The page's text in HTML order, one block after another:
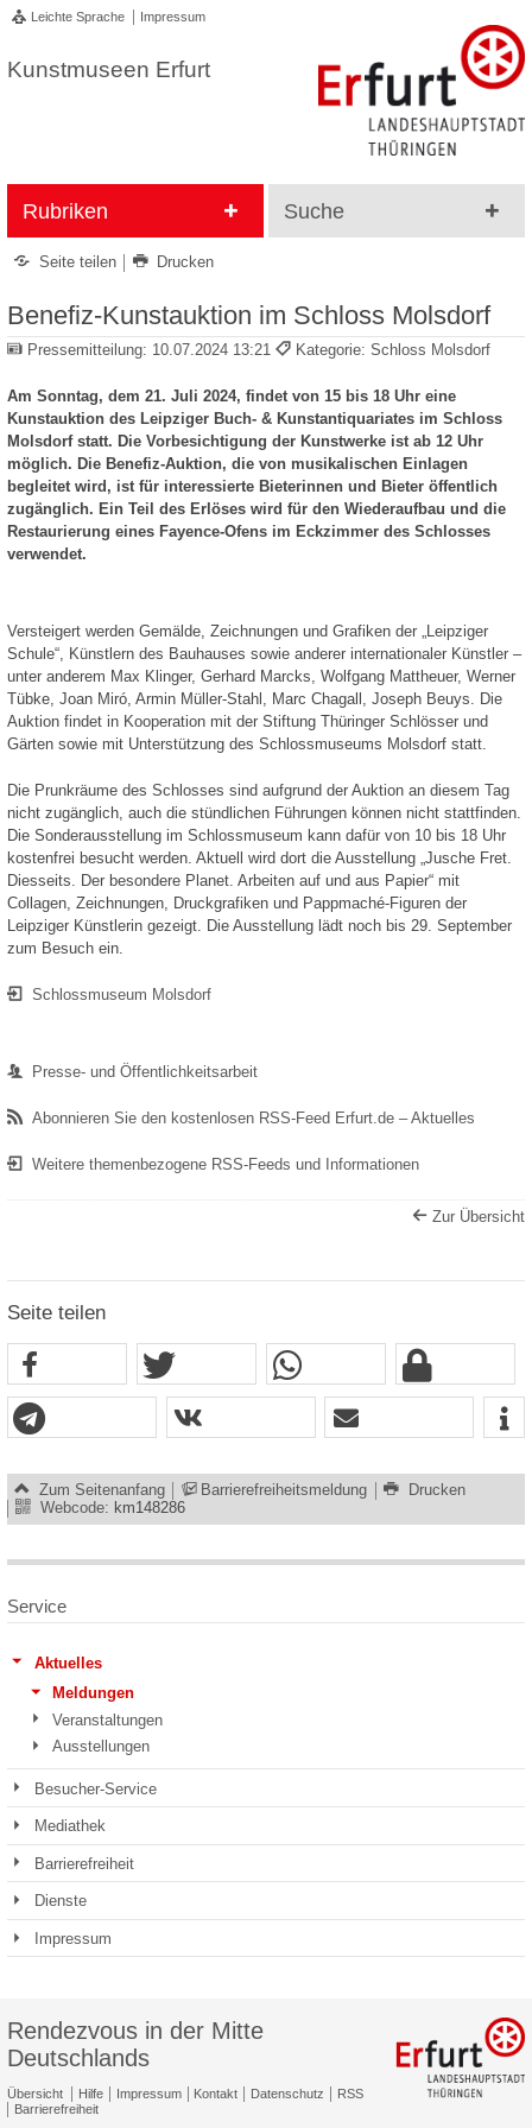
Leichte Sprache Impressum
Kunstmuseen Erfurt
Rubriken Suche
Seite teilen Drucken
Benefiz-Kunstauktion im Schloss Molsdorf
Pressemitteilung: 10.07.2024 13:21 Kategorie: Schloss Molsdorf
Am Sonntag, dem 21. Juli 2024, findet von 15 bis 18 Uhr eine
Kunstauktion des Leipziger Buch- & Kunstantiquariates im Schloss
Molsdorf statt. Die Vorbesichtigung der Kunstwerke ist ab 12 Uhr
möglich. Die Benefiz-Auktion, die von musikalischen Einlagen
begleitet wird, ist für interessierte Bieterinnen und Bieter öffentlich
zugänglich. Ein Teil des Erlöses wird für den Wiederaufbau und die
Restaurierung eines Fayence-Ofens im Eckzimmer des Schlosses
verwendet.
Versteigert werden Gemälde, Zeichnungen und Grafiken der „Leipziger
Schule“, Künstlern des Bauhauses sowie anderer internationaler Künstler –
unter anderem Max Klinger, Gerhard Marcks, Wolfgang Mattheuer, Werner
Tübke, Joan Miró, Armin Müller-Stahl, Marc Chagall, Joseph Beuys. Die
Auktion findet in Kooperation mit der Stiftung Thüringer Schlösser und
Gärten sowie mit Unterstützung des Schlossmuseums Molsdorf statt.
Die Prunkräume des Schlosses sind aufgrund der Auktion an diesem Tag
nicht zugänglich, auch die stündlichen Führungen können nicht stattfinden.
Die Sonderausstellung im Schlossmuseum kann dafür von 10 bis 18 Uhr
kostenfrei besucht werden. Aktuell wird dort die Ausstellung „Jusche Fret.
Diesseits. Der besondere Planet. Arbeiten auf und aus Papier“ mit
Collagen, Zeichnungen, Druckgrafiken und Pappmaché-Figuren der
Leipziger Künstlerin gezeigt. Die Ausstellung lädt noch bis 29. September
zum Besuch ein.
Schlossmuseum Molsdorf
Presse- und Öffentlichkeitsarbeit
Abonnieren Sie den kostenlosen RSS-Feed Erfurt.de – Aktuelles
Weitere themenbezogene RSS-Feeds und Informationen
Zur Übersicht
Seite teilen
Zum Seitenanfang Barrierefreiheitsmeldung
Drucken
Webcode: km148286
Service
Aktuelles
Meldungen
Veranstaltungen
Ausstellungen
Besucher-Service
Mediathek
Barrierefreiheit
Dienste
Impressum
Rendezvous in der Mitte
Deutschlands
Übersicht Hilfe Impressum Kontakt Datenschutz
RSS
Barrierefreiheit